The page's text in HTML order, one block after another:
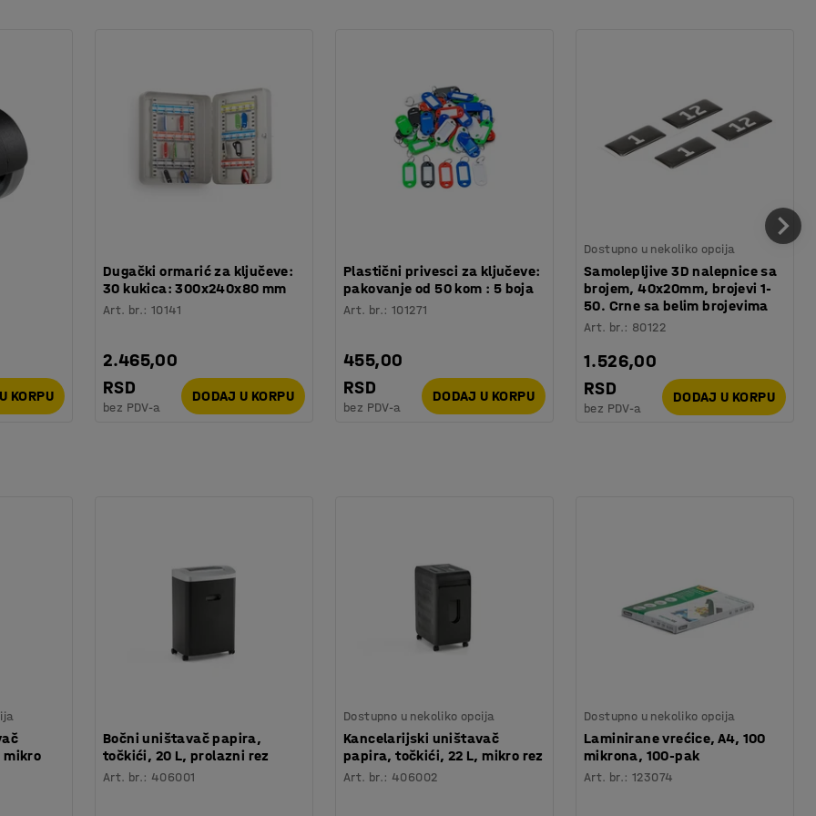
KORPU
Dugački ormarić za ključeve:
30 kukica: 300x240x80 mm
Art. br.:10141
2.465,00
RSD
bez PDV-a
DODAJ U KORPU
Plastični privesci za ključeve:
pakovanje od 50 kom : 5 boja
Art. br.:101271
455,00
RSD
bez PDV-a
DODAJ U KORPU
Dostupno u nekoliko opcija
Samolepljive 3D nalepnice sa
brojem, 40x20mm, brojevi 1-
50. Crne sa belim brojevima
Art. br.: 80122
1.526,00
RSD
bez PDV-a
DODAJ U KORPU
Bočni uništavač papira,
točkići, 20 L, prolazni rez
Art. br.: 406001
Dostupno u nekoliko opcija
Kancelarijski uništavač
papira, točkići, 22 L, mikro rez
Art. br.: 406002
Dostupno u nekoliko opcija
Laminirane vrećice, A4, 100
mikrona, 100-pak
Art. br.:123074